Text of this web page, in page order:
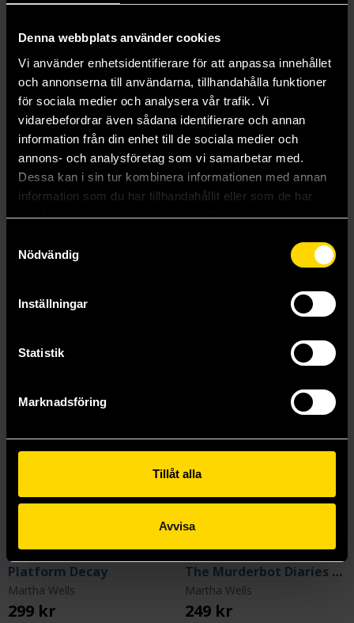
Denna webbplats använder cookies
Vi använder enhetsidentifierare för att anpassa innehållet
och annonserna till användarna, tillhandahålla funktioner
för sociala medier och analysera vår trafik. Vi
vidarebefordrar även sådana identifierare och annan
information från din enhet till de sociala medier och
annons- och analysföretag som vi samarbetar med.
Dessa kan i sin tur kombinera informationen med annan
information som du har tillhandahållit eller som de har
samlat in när du har använt deras tjänster.
Nödvändig
Inställningar
Statistik
Marknadsföring
Tillåt alla
Avvisa
Witch King
Martha Wells
259 kr
Längre leveranstid
Beställ
Visa alla delar och format
Platform Decay
Martha Wells
299 kr
The Murderbot Diaries Vol. 1
Martha Wells
249 kr